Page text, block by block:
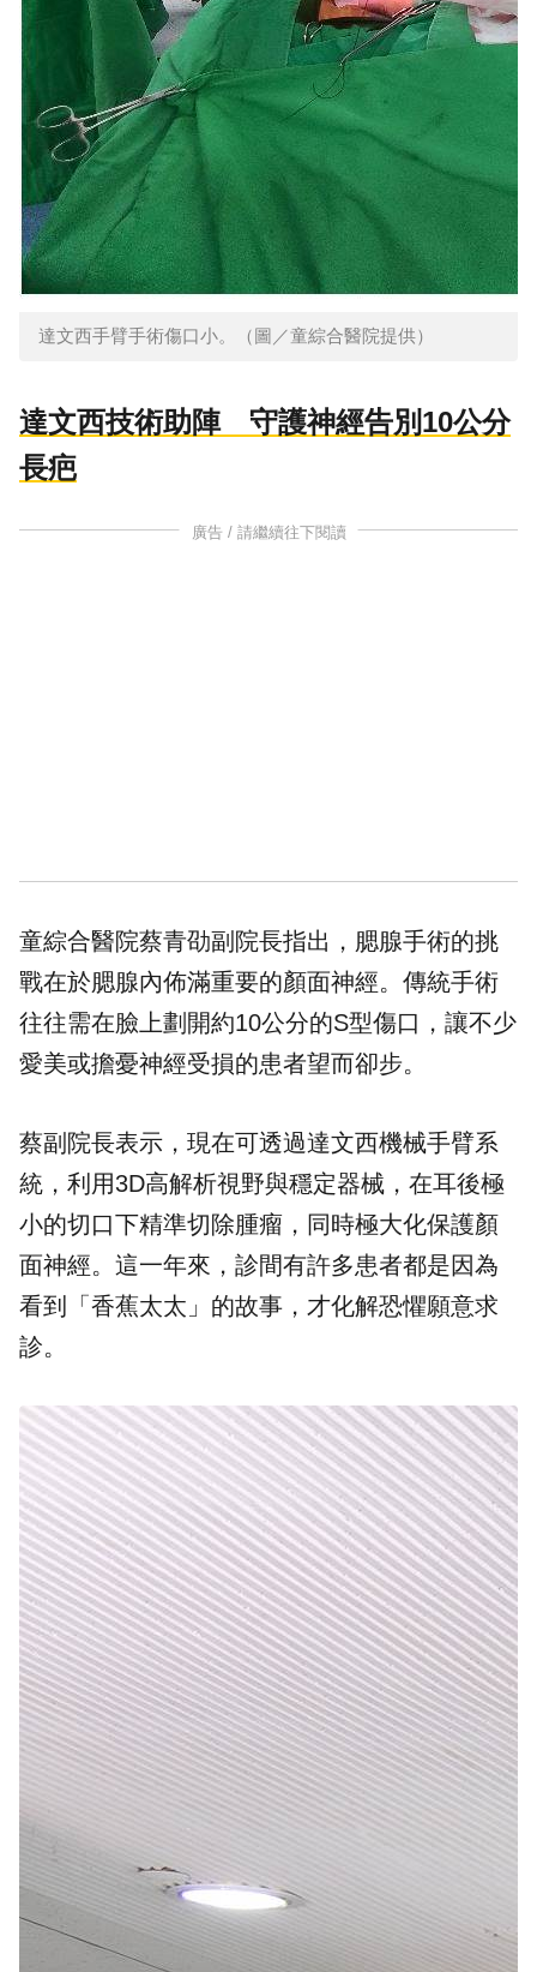
達文西手臂手術傷口小。（圖／童綜合醫院提供）
達文西技術助陣 守護神經告別10公分
長疤
廣告 / 請繼續往下閱讀
童綜合醫院蔡青劭副院長指出，腮腺手術的挑
戰在於腮腺內佈滿重要的顏面神經。傳統手術
往往需在臉上劃開約10公分的S型傷口，讓不少
愛美或擔憂神經受損的患者望而卻步。
蔡副院長表示，現在可透過達文西機械手臂系
統，利用3D高解析視野與穩定器械，在耳後極
小的切口下精準切除腫瘤，同時極大化保護顏
面神經。這一年來，診間有許多患者都是因為
看到「香蕉太太」的故事，才化解恐懼願意求
診。